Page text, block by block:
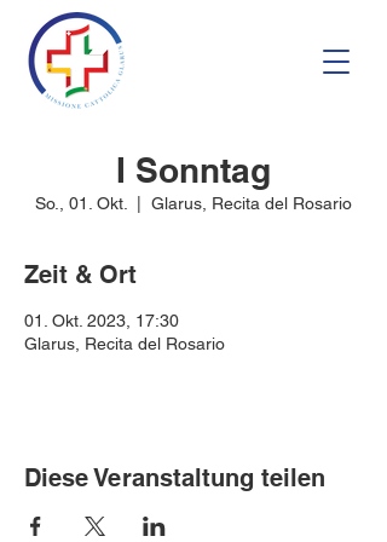
I Sonntag
So., 01. Okt. Glarus, Recita del Rosario
Zeit & Ort
01. Okt. 2023, 17:30
Glarus, Recita del Rosario
Diese Veranstaltung teilen